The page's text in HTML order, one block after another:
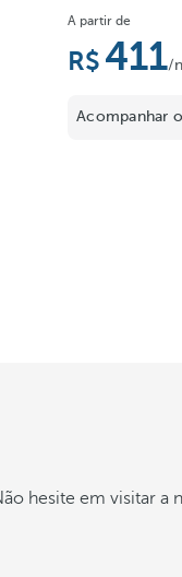
A partir de
411/
Acompanhar
hesite em visitar a